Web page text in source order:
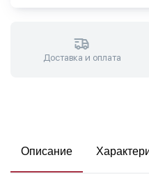
Доставка и оплата
Описание